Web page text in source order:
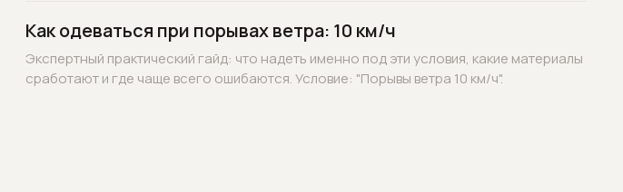
Как одеваться при порывах ветра: 10 км/ч
Экспертный практический гайд: что надеть именно под эти условия, какие материалы
сработают и где чаще всего ошибаются. Условие: "Порывы ветра 10 км/ч".